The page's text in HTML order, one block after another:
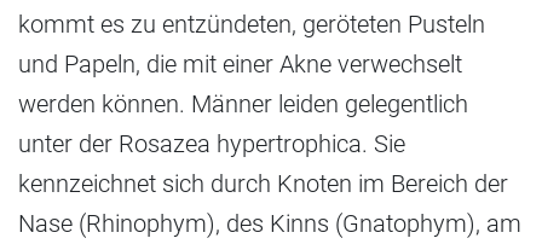
kommt es zu entzündeten, geröteten Pusteln
und Papeln, die mit einer Akne verwechselt
werden können. Männer leiden gelegentlich
unter der Rosazea hypertrophica. Sie
kennzeichnet sich durch Knoten im Bereich der
Nase (Rhinophym), des Kinns (Gnatophym), am